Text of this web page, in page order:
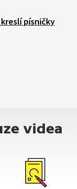
písničky
videa